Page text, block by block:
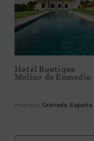
Hotel Boutique
Molino de
Enmedio
Hotel Boutique
Molino de Enmedio
Huéneja,Granada. España